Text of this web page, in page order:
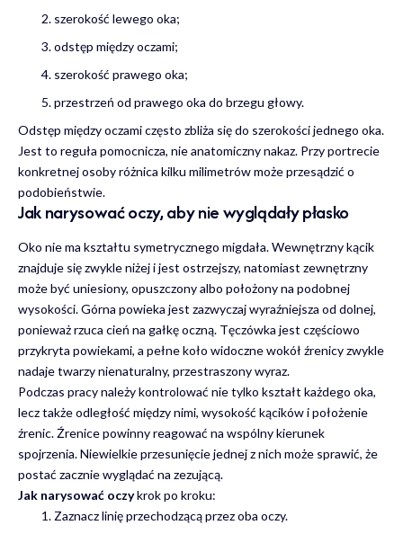
szerokość lewego oka;
odstęp między oczami;
szerokość prawego oka;
przestrzeń od prawego oka do brzegu głowy.
Odstęp między oczami często zbliża się do szerokości jednego oka.
Jest to reguła pomocnicza, nie anatomiczny nakaz. Przy portrecie
konkretnej osoby różnica kilku milimetrów może przesądzić o
podobieństwie.
Jak narysować oczy, aby nie wyglądały płasko
Oko nie ma kształtu symetrycznego migdała. Wewnętrzny kącik
znajduje się zwykle niżej i jest ostrzejszy, natomiast zewnętrzny
może być uniesiony, opuszczony albo położony na podobnej
wysokości. Górna powieka jest zazwyczaj wyraźniejsza od dolnej,
ponieważ rzuca cień na gałkę oczną. Tęczówka jest częściowo
przykryta powiekami, a pełne koło widoczne wokół źrenicy zwykle
nadaje twarzy nienaturalny, przestraszony wyraz.
Podczas pracy należy kontrolować nie tylko kształt każdego oka,
lecz także odległość między nimi, wysokość kącików i położenie
źrenic. Źrenice powinny reagować na wspólny kierunek
spojrzenia. Niewielkie przesunięcie jednej z nich może sprawić, że
postać zacznie wyglądać na zezującą.
Jak narysować oczykrok po kroku:
Zaznacz linię przechodzącą przez oba oczy.